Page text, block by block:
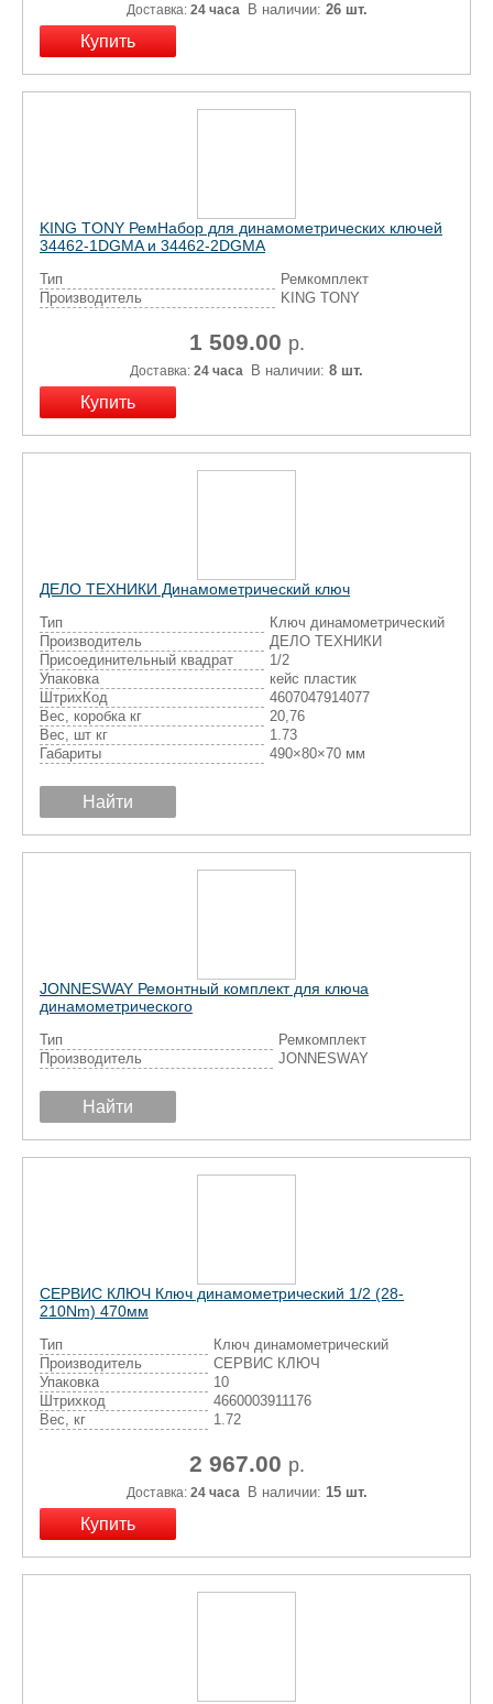
Доставка: 24 часа В наличии: 26 шт.
KING TONY РемНабор для динамометрических ключей
34462-1DGMA и 34462-2DGMA
Тип
Ремкомплект
Производитель
KING TONY
1 509.00 р.
Доставка: 24 часа В наличии: 8 шт.
ДЕЛО ТЕХНИКИ Динамометрический ключ
Тип
Ключ динамометрический
Производитель
ДЕЛО ТЕХНИКИ
Присоединительный квадрат
1/2
Упаковка
кейс пластик
ШтрихКод
4607047914077
Вес, коробка кг
20,76
Вес, шт кг
1.73
Габариты
490×80×70 мм
Найти
JONNESWAY Ремонтный комплект для ключа
динамометрического
Тип
Ремкомплект
Производитель
JONNESWAY
Найти
СЕРВИС КЛЮЧ Ключ динамометрический 1/2 (28-
210Nm) 470мм
Тип
Ключ динамометрический
Производитель
СЕРВИС КЛЮЧ
Упаковка
10
Штрихкод
4660003911176
Вес, кг
1.72
2 967.00 р.
Доставка: 24 часа В наличии: 15 шт.